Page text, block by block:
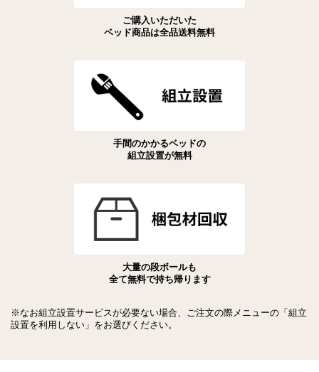
ご購入いただいた
ベッド商品は全品送料無料
手間のかかるベッドの
組立設置が無料
大量の段ボールも
全て無料で持ち帰ります
※なお組立設置サービスが必要ない場合、ご注文の際メニューの「組立
設置を利用しない」をお選びください。